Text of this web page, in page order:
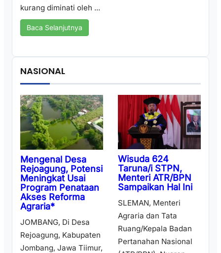
kurang diminati oleh ...
Baca Selanjutnya
NASIONAL
Mengenal Desa
Rejoagung, Potensi
Meningkat Usai
Program Penataan
Akses Reforma
Agraria*
JOMBANG, Di Desa
Rejoagung, Kabupaten
Jombang, Jawa Tiimur,
Wisuda 624
Taruna/i STPN,
Menteri ATR/BPN
Sampaikan Hal Ini
SLEMAN, Menteri
Agraria dan Tata
Ruang/Kepala Badan
Pertanahan Nasional